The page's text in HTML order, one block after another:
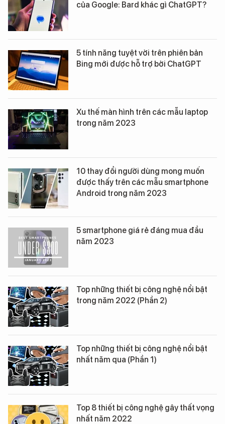
của Google: Bard khác gì ChatGPT?
5 tính năng tuyệt vời trên phiên bản
Bing mới được hỗ trợ bởi ChatGPT
Xu thế màn hình trên các mẫu laptop
trong năm 2023
10 thay đổi người dùng mong muốn
được thấy trên các mẫu smartphone
Android trong năm 2023
5 smartphone giá rẻ đáng mua đầu
năm 2023
Top những thiết bị công nghệ nổi bật
trong năm 2022 (Phần 2)
Top những thiết bị công nghệ nổi bật
nhất năm qua (Phần 1)
Top 8 thiết bị công nghệ gây thất vọng
nhất năm 2022